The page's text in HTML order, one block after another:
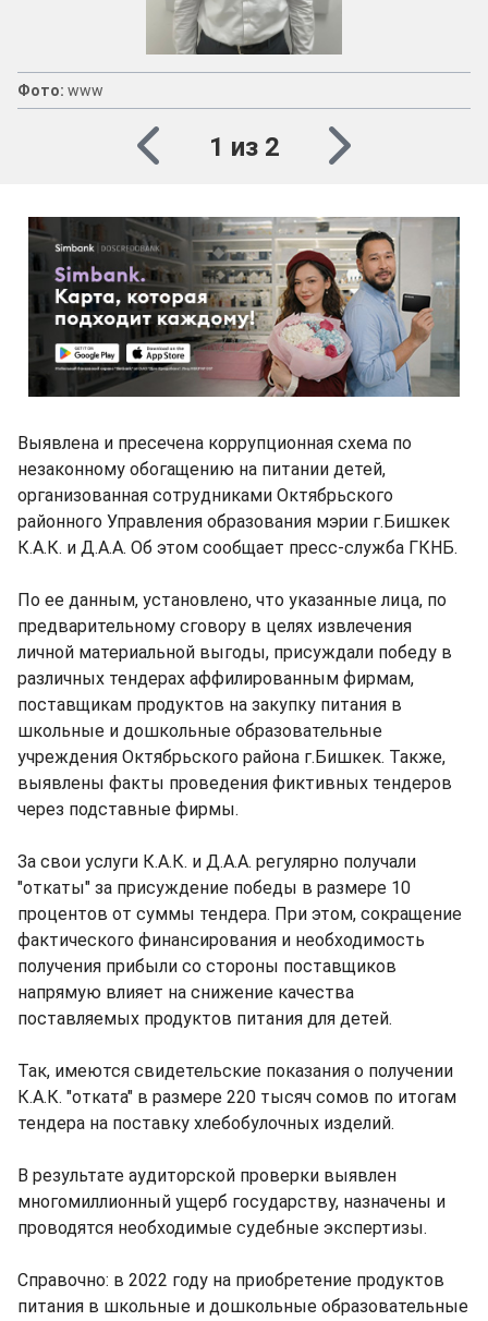
Фото: www
1 из 2
Выявлена и пресечена коррупционная схема по
незаконному обогащению на питании детей,
организованная сотрудниками Октябрьского
районного Управления образования мэрии г.Бишкек
К.А.К. и Д.А.А. Об этом сообщает пресс-служба ГКНБ.
По ее данным, установлено, что указанные лица, по
предварительному сговору в целях извлечения
личной материальной выгоды, присуждали победу в
различных тендерах аффилированным фирмам,
поставщикам продуктов на закупку питания в
школьные и дошкольные образовательные
учреждения Октябрьского района г.Бишкек. Также,
выявлены факты проведения фиктивных тендеров
через подставные фирмы.
За свои услуги К.А.К. и Д.А.А. регулярно получали
"откаты" за присуждение победы в размере 10
процентов от суммы тендера. При этом, сокращение
фактического финансирования и необходимость
получения прибыли со стороны поставщиков
напрямую влияет на снижение качества
поставляемых продуктов питания для детей.
Так, имеются свидетельские показания о получении
К.А.К. "отката" в размере 220 тысяч сомов по итогам
тендера на поставку хлебобулочных изделий.
В результате аудиторской проверки выявлен
многомиллионный ущерб государству, назначены и
проводятся необходимые судебные экспертизы.
Справочно: в 2022 году на приобретение продуктов
питания в школьные и дошкольные образовательные